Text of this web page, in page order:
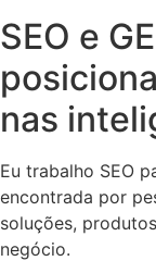
SEO e
nas
Eu trabalho SEO
encontrada por
soluções,
negócio.